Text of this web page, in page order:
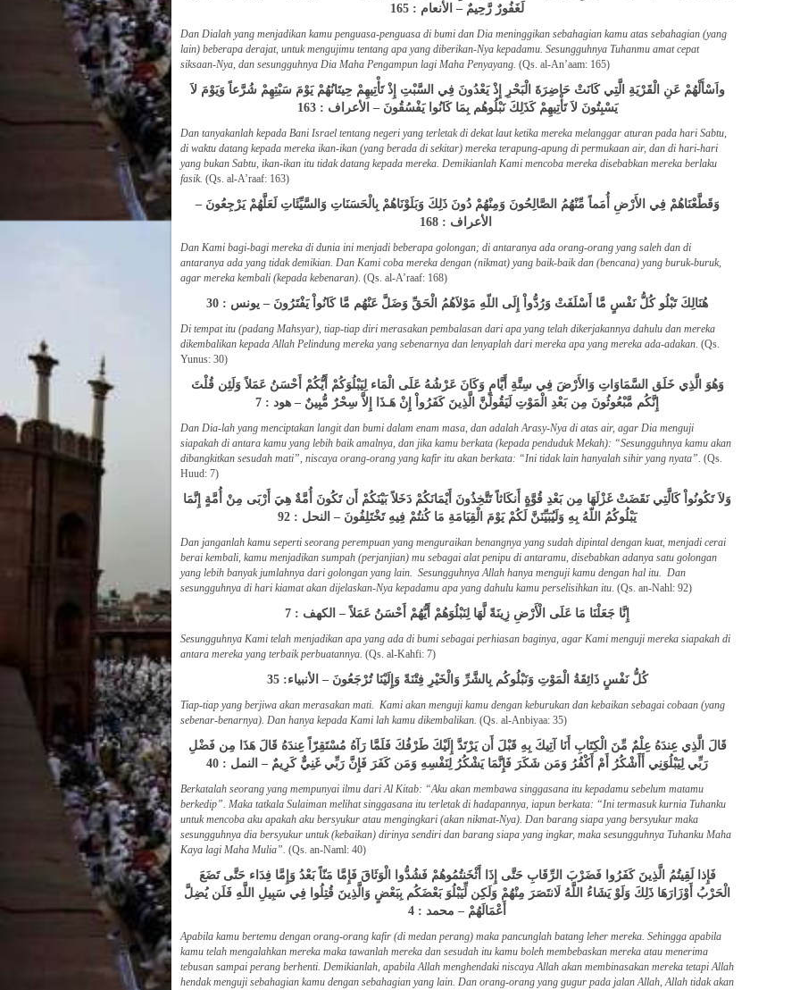
لَغَفُورٌ رَّحِيمٌ – الأنعام : 165
Dan Dialah yang menjadikan kamu penguasa-penguasa di bumi dan Dia meninggikan sebahagian kamu atas sebahagian (yang
lain) beberapa derajat, untuk mengujimu tentang apa yang diberikan-Nya kepadamu. Sesungguhnya Tuhanmu amat cepat
siksaan-Nya, dan sesungguhnya Dia Maha Pengampun lagi Maha Penyayang. (Qs. al-An’aam: 165)
واَسْأَلْهُمْ عَنِ الْقَرْيَةِ الَّتِي كَانَتْ حَاضِرَةَ الْبَحْرِ إِذْ يَعْدُونَ فِي السَّبْتِ إِذْ تَأْتِيهِمْ حِيتَانُهُمْ يَوْمَ سَبْتِهِمْ شُرَّعاً وَيَوْمَ لاَ
يَسْبِتُونَ لاَ تَأْتِيهِمْ كَذَلِكَ نَبْلُوهُم بِمَا كَانُوا يَفْسُقُونَ – الأعراف : 163
Dan tanyakanlah kepada Bani Israel tentang negeri yang terletak di dekat laut ketika mereka melanggar aturan pada hari Sabtu,
di waktu datang kepada mereka ikan-ikan (yang berada di sekitar) mereka terapung-apung di permukaan air, dan di hari-hari
yang bukan Sabtu, ikan-ikan itu tidak datang kepada mereka. Demikianlah Kami mencoba mereka disebabkan mereka berlaku
fasik. (Qs. al-A’raaf: 163)
وَقَطَّعْنَاهُمْ فِي الأَرْضِ أُمَماً مِّنْهُمُ الصَّالِحُونَ وَمِنْهُمْ دُونَ ذَلِكَ وَبَلَوْنَاهُمْ بِالْحَسَنَاتِ وَالسَّيِّئَاتِ لَعَلَّهُمْ يَرْجِعُونَ –
الأعراف : 168
Dan Kami bagi-bagi mereka di dunia ini menjadi beberapa golongan; di antaranya ada orang-orang yang saleh dan di
antaranya ada yang tidak demikian. Dan Kami coba mereka dengan (nikmat) yang baik-baik dan (bencana) yang buruk-buruk,
agar mereka kembali (kepada kebenaran). (Qs. al-A’raaf: 168)
هُنَالِكَ تَبْلُو كُلُّ نَفْسٍ مَّا أَسْلَفَتْ وَرُدُّواْ إِلَى اللّهِ مَوْلاَهُمُ الْحَقِّ وَضَلَّ عَنْهُم مَّا كَانُواْ يَفْتَرُونَ – يونس : 30
Di tempat itu (padang Mahsyar), tiap-tiap diri merasakan pembalasan dari apa yang telah dikerjakannya dahulu dan mereka
dikembalikan kepada Allah Pelindung mereka yang sebenarnya dan lenyaplah dari mereka apa yang mereka ada-adakan. (Qs.
Yunus: 30)
وَهُوَ الَّذِي خَلَق السَّمَاوَاتِ وَالأَرْضَ فِي سِتَّةِ أَيَّامٍ وَكَانَ عَرْشُهُ عَلَى الْمَاء لِيَبْلُوَكُمْ أَيُّكُمْ أَحْسَنُ عَمَلاً وَلَئِن قُلْتَ
إِنَّكُم مَّبْعُوثُونَ مِن بَعْدِ الْمَوْتِ لَيَقُولَنَّ الَّذِينَ كَفَرُواْ إِنْ هَـذَا إِلاَّ سِحْرٌ مُّبِينٌ – هود : 7
Dan Dia-lah yang menciptakan langit dan bumi dalam enam masa, dan adalah Arasy-Nya di atas air, agar Dia menguji
siapakah di antara kamu yang lebih baik amalnya, dan jika kamu berkata (kepada penduduk Mekah): “Sesungguhnya kamu akan
dibangkitkan sesudah mati”, niscaya orang-orang yang kafir itu akan berkata: “Ini tidak lain hanyalah sihir yang nyata”. (Qs.
Huud: 7)
وَلاَ تَكُونُواْ كَالَّتِي نَقَضَتْ غَزْلَهَا مِن بَعْدِ قُوَّةٍ أَنكَاثاً تَتَّخِذُونَ أَيْمَانَكُمْ دَخَلاً بَيْنَكُمْ أَن تَكُونَ أُمَّةٌ هِيَ أَرْبَى مِنْ أُمَّةٍ إِنَّمَا
يَبْلُوكُمُ اللّهُ بِهِ وَلَيُبَيِّنَنَّ لَكُمْ يَوْمَ الْقِيَامَةِ مَا كُنتُمْ فِيهِ تَخْتَلِفُونَ – النحل : 92
Dan janganlah kamu seperti seorang perempuan yang menguraikan benangnya yang sudah dipintal dengan kuat, menjadi cerai
berai kembali, kamu menjadikan sumpah (perjanjian) mu sebagai alat penipu di antaramu, disebabkan adanya satu golongan
yang lebih banyak jumlahnya dari golongan yang lain. Sesungguhnya Allah hanya menguji kamu dengan hal itu. Dan
sesungguhnya di hari kiamat akan dijelaskan-Nya kepadamu apa yang dahulu kamu perselisihkan itu. (Qs. an-Nahl: 92)
إِنَّا جَعَلْنَا مَا عَلَى الْأَرْضِ زِينَةً لَّهَا لِنَبْلُوَهُمْ أَيُّهُمْ أَحْسَنُ عَمَلاً – الكهف : 7
Sesungguhnya Kami telah menjadikan apa yang ada di bumi sebagai perhiasan baginya, agar Kami menguji mereka siapakah di
antara mereka yang terbaik perbuatannya. (Qs. al-Kahfi: 7)
كُلُّ نَفْسٍ ذَائِقَةُ الْمَوْتِ وَنَبْلُوكُم بِالشَّرِّ وَالْخَيْرِ فِتْنَةً وَإِلَيْنَا تُرْجَعُونَ – الأنبياء: 35
Tiap-tiap yang berjiwa akan merasakan mati. Kami akan menguji kamu dengan keburukan dan kebaikan sebagai cobaan (yang
sebenar-benarnya). Dan hanya kepada Kami lah kamu dikembalikan. (Qs. al-Anbiyaa: 35)
قَالَ الَّذِي عِندَهُ عِلْمٌ مِّنَ الْكِتَابِ أَنَا آتِيكَ بِهِ قَبْلَ أَن يَرْتَدَّ إِلَيْكَ طَرْفُكَ فَلَمَّا رَآهُ مُسْتَقِرّاً عِندَهُ قَالَ هَذَا مِن فَضْلِ
رَبِّي لِيَبْلُوَنِي أَأَشْكُرُ أَمْ أَكْفُرُ وَمَن شَكَرَ فَإِنَّمَا يَشْكُرُ لِنَفْسِهِ وَمَن كَفَرَ فَإِنَّ رَبِّي غَنِيٌّ كَرِيمٌ – النمل : 40
Berkatalah seorang yang mempunyai ilmu dari Al Kitab: “Aku akan membawa singgasana itu kepadamu sebelum matamu
berkedip”. Maka tatkala Sulaiman melihat singgasana itu terletak di hadapannya, iapun berkata: “Ini termasuk kurnia Tuhanku
untuk mencoba aku apakah aku bersyukur atau mengingkari (akan nikmat-Nya). Dan barang siapa yang bersyukur maka
sesungguhnya dia bersyukur untuk (kebaikan) dirinya sendiri dan barang siapa yang ingkar, maka sesungguhnya Tuhanku Maha
Kaya lagi Maha Mulia”. (Qs. an-Naml: 40)
فَإِذا لَقِيتُمُ الَّذِينَ كَفَرُوا فَضَرْبَ الرِّقَابِ حَتَّى إِذَا أَثْخَنتُمُوهُمْ فَشُدُّوا الْوَثَاقَ فَإِمَّا مَنّاً بَعْدُ وَإِمَّا فِدَاء حَتَّى تَضَعَ
الْحَرْبُ أَوْزَارَهَا ذَلِكَ وَلَوْ يَشَاءُ اللَّهُ لَانتَصَرَ مِنْهُمْ وَلَكِن لِّيَبْلُوَ بَعْضَكُم بِبَعْضٍ وَالَّذِينَ قُتِلُوا فِي سَبِيلِ اللَّهِ فَلَن يُضِلَّ
أَعْمَالَهُمْ – محمد : 4
Apabila kamu bertemu dengan orang-orang kafir (di medan perang) maka pancunglah batang leher mereka. Sehingga apabila
kamu telah mengalahkan mereka maka tawanlah mereka dan sesudah itu kamu boleh membebaskan mereka atau menerima
tebusan sampai perang berhenti. Demikianlah, apabila Allah menghendaki niscaya Allah akan membinasakan mereka tetapi Allah
hendak menguji sebahagian kamu dengan sebahagian yang lain. Dan orang-orang yang gugur pada jalan Allah, Allah tidak akan